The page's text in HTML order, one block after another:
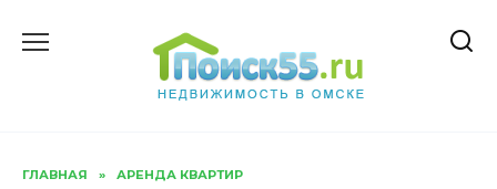
ГЛАВНАЯ » АРЕНДА КВАРТИР